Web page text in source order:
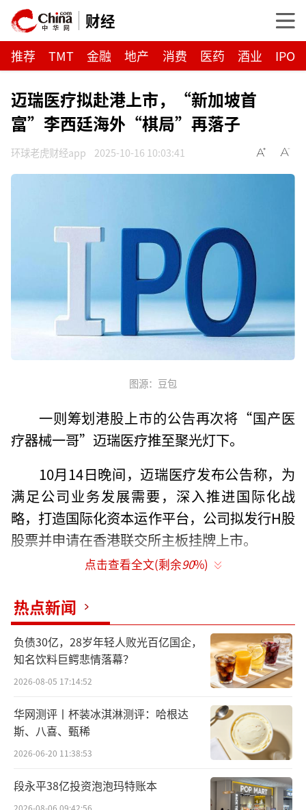
财经
推荐 TMT 金融 地产 消费 医药 酒业 IPO
迈瑞医疗拟赴港上市，“新加坡首
富”李西廷海外“棋局”再落子
环球老虎财经app 2025-10-16 10:03:41
图源：豆包
一则筹划港股上市的公告再次将“国产医
疗器械一哥”迈瑞医疗推至聚光灯下。
10月14日晚间，迈瑞医疗发布公告称，为
满足公司业务发展需要，深入推进国际化战
略，打造国际化资本运作平台，公司拟发行H股
股票并申请在香港联交所主板挂牌上市。
需要注意的是，迈瑞医疗此次赴港上市的
一个背景是，继2024年业绩增速放缓后，公司
刚交出了2018年上市以来“最差”的半年报，2
025年上半年公司营收、归母净利润罕见出现同
比下滑。
上，迈瑞医疗创始人李西廷依然放出了“豪言
壮语”，表示公司的战略目标是到2030年，跻
身全球医疗器械综合实力TOP10，同时，公司
海外收入的占比目标是要达到70%以上。此次
公司冲刺港股，或许也是实现目标的关键一
点击查看全文(剩余90%)
热点新闻
负债30亿，28岁年轻人败光百亿国企，
知名饮料巨鳄悲情落幕？
2026-08-05 17:14:52
华网测评丨杯装冰淇淋测评：哈根达
斯、八喜、甄稀
2026-06-20 11:38:53
段永平38亿投资泡泡玛特账本
2026-08-06 09:42:56